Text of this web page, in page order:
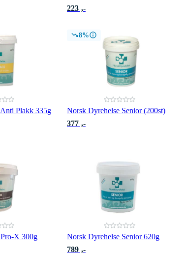
223 ,-
Plakk 335g
8%
Norsk Dyrehelse Senior (200st)
377 ,-
X 300g
Norsk Dyrehelse Senior 620g
789 ,-